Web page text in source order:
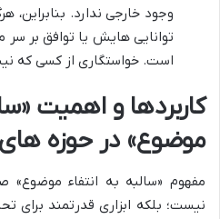
وجود خارجی ندارد. بنابراین،
توانایی هایش یا توافق بر سر
است. خواستگاری از کسی که
کاربردها و اهمیت
موضوع» در حوزه
مفهوم «سالبه به انتفاء
نیست؛ بلکه ابزاری قدرتمند برای